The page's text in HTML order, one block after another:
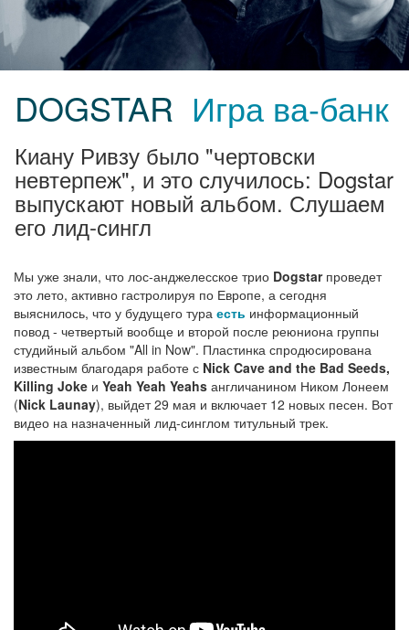
DOGSTAR Игра ва-банк
Киану Ривзу было "чертовски
невтерпеж", и это случилось: Dogstar
выпускают новый альбом. Слушаем
его лид-сингл
Мы уже знали, что лос-анджелесское трио Dogstarпроведет
это лето, активно гастролируя по Европе, а сегодня
выяснилось, что у будущего тура есть информационный
повод - четвертый вообще и второй после реюниона группы
студийный альбом "All in Now". Пластинка спродюсирована
известным благодаря работе с Nick Cave and the Bad Seeds,
Killing Joke и Yeah Yeah Yeahs англичанином Ником Лонеем
(Nick Launay), выйдет 29 мая и включает 12 новых песен. Вот
видео на назначенный лид-синглом титульный трек.